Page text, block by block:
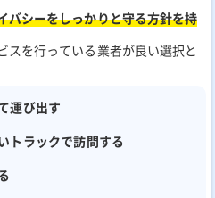
バシーをしっかりと守る方針を持
スを行っている業者が良い選択と
運び出す
トラックで訪問する